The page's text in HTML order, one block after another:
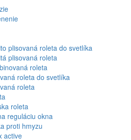
plisovaná roleta do svetlíka
plisovaná roleta
roleta
roleta do svetlíka
roleta
roleta
reguláciu okna
proti hmyzu
active